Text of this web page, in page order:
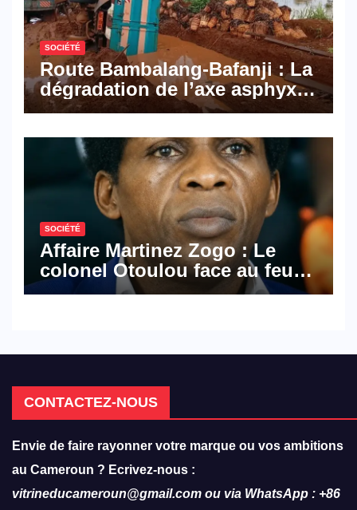
SOCIÉTÉ
Route Bambalang-Bafanji : La
dégradation de l’axe asphyxie
les activités économiques
SOCIÉTÉ
Affaire Martinez Zogo : Le
colonel Otoulou face au feu
croisé des avocats de la
CONTACTEZ-NOUS
Envie de faire rayonner votre marque ou vos ambitions
au Cameroun ? Ecrivez-nous :
vitrineducameroun@gmail.com ou via WhatsApp : +86